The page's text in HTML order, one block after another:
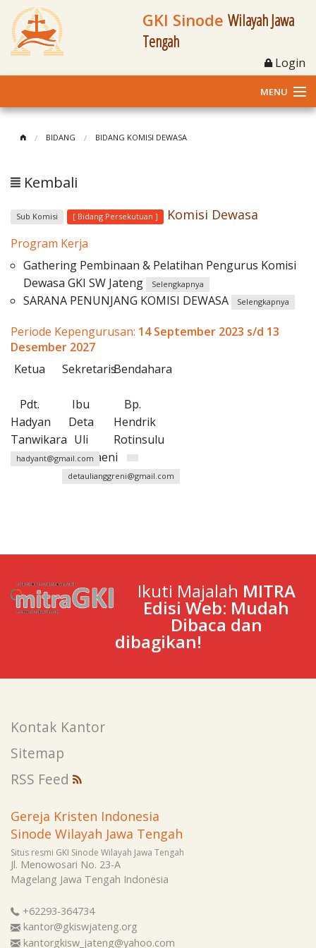
GKI Sinode Wilayah Jawa
Tengah
Login
MENU
Klasis dan Jemaat
Berita Kegiatan
Fasilitas
Materi
Penerbitan
BIDANG BIDANG KOMISI DEWASA
Kembali
Sub Komisi [ Bidang Persekutuan ] Komisi Dewasa
Program Kerja
Gathering Pembinaan & Pelatihan Pengurus Komisi
Dewasa GKI SW Jateng
Selengkapnya
SARANA PENUNJANG KOMISI DEWASA Selengkapnya
Periode Kepengurusan: 14 September 2023 s/d 13
Desember 2027
Ketua
Pdt.
Hadyan
Tanwikara
hadyant@gmail.com
Sekretaris
Ibu
Deta
Uli
Anggraeni
detaulianggreni@gmail.com
Bendahara
Bp.
Hendrik
Rotinsulu
Ikuti Majalah MITRA
Edisi Web: Mudah
Dibaca dan
dibagikan!
Kontak Kantor
Sitemap
RSS Feed
Gereja Kristen Indonesia
Sinode Wilayah Jawa Tengah
Situs resmi GKI Sinode Wilayah Jawa Tengah
Jl. Menowosari No. 23-A
Magelang Jawa Tengah Indonesia
+62293-364734
kantor@gkiswjateng.org
kantorgkisw_jateng@yahoo.com